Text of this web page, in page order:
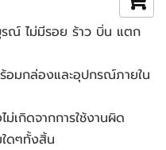
ณ์ ไม่มีรอย ร้าว บิ่น แตก
อมกล่องและอุปกรณ์ภายใน
เกิดจากการใช้งานผิด
ใดๆทั้งสิ้น